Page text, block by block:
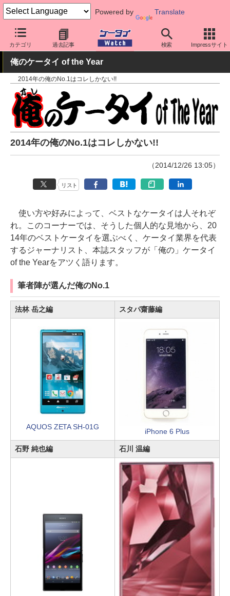
Powered by Translate
カテゴリ 過去記事 検索 Impressサイト
ケータイ Watch 業界動向 その他
俺のケータイ of the Year
2014年の俺のNo.1はコレしかない!!
2014年の俺のNo.1はコレしかない!!
（2014/12/26 13:05）
リスト
使い方や好みによって、ベストなケータイは人それぞ
れ。このコーナーでは、そうした個人的な見地から、20
14年のベストケータイを選ぶべく、ケータイ業界を代表
するジャーナリスト、本誌スタッフが「俺の」ケータイ
of the Yearをアツく語ります。
筆者陣が選んだ俺のNo.1
法林 岳之編 スタパ齋藤編
AQUOS ZETA SH-01G
iPhone 6 Plus
石野 純也編 石川 温編